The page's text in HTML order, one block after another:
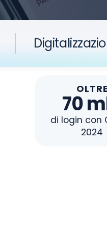
OLTRE
70
di login con
2024